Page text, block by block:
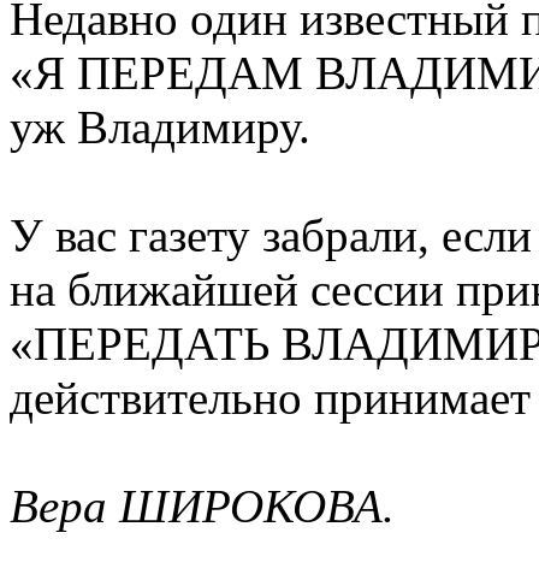
Недавно один известный
«Я ПЕРЕДАМ
уж Владимиру.
У вас газету забрали,
на ближайшей сессии
«ПЕРЕДАТЬ
действительно
Вера ШИРОКОВА.